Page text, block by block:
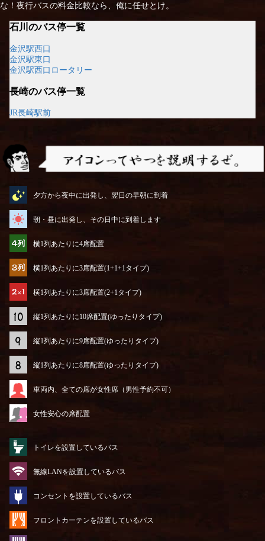
な！夜行バスの料金比較なら、俺に任せとけ。
石川のバス停一覧
金沢駅西口
金沢駅東口
金沢駅西口ロータリー
長崎のバス停一覧
JR長崎駅前
夕方から夜中に出発し、翌日の早朝に到着
朝・昼に出発し、その日中に到着します
横1列あたりに4席配置
横1列あたりに3席配置(1+1+1タイプ)
横1列あたりに3席配置(2+1タイプ)
縦1列あたりに10席配置(ゆったりタイプ)
縦1列あたりに9席配置(ゆったりタイプ)
縦1列あたりに8席配置(ゆったりタイプ)
車両内、全ての席が女性席（男性予約不可）
女性安心の席配置
トイレを設置しているバス
無線LANを設置しているバス
コンセントを設置しているバス
フロントカーテンを設置しているバス